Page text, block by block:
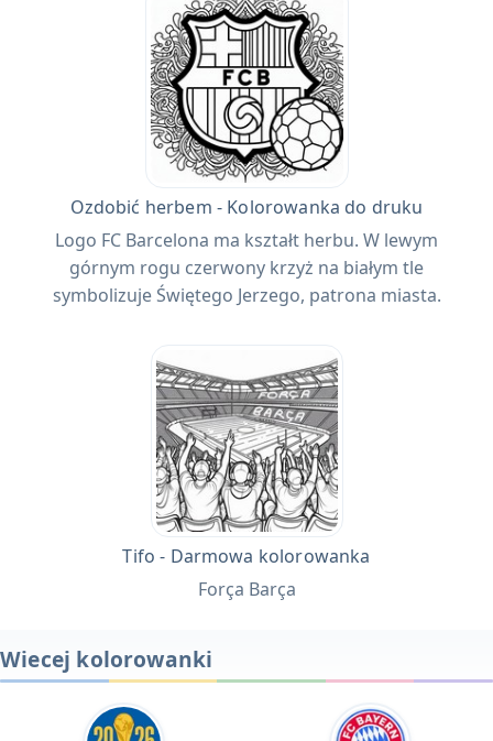
Ozdobić herbem - Kolorowanka do druku
Logo FC Barcelona ma kształt herbu. W lewym
górnym rogu czerwony krzyż na białym tle
symbolizuje Świętego Jerzego, patrona miasta.
Tifo - Darmowa kolorowanka
Força Barça
Wiecej kolorowanki